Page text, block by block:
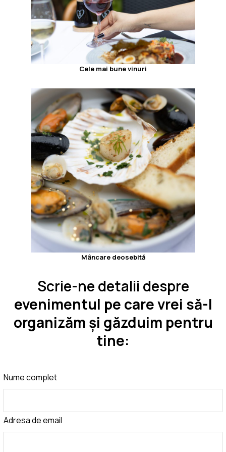
Cele mai bune vinuri
Mâncare deosebită
Scrie-ne detalii despre
evenimentul pe care vrei să-l
organizăm și găzduim pentru
tine:
Leave
this
blank
Nume complet
Adresa de email